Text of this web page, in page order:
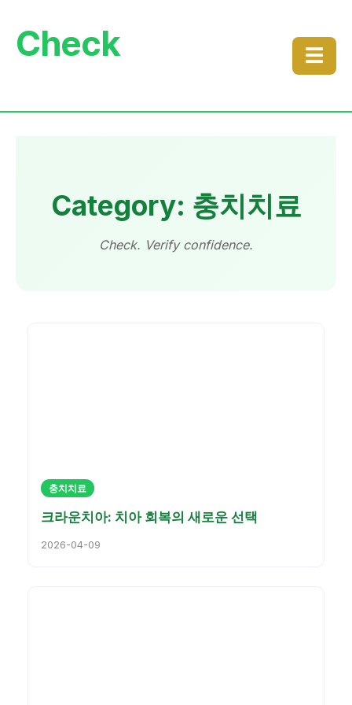
Check ☰
Category: 충치치료
Check. Verify confidence.
충치치료
크라운치아: 치아 회복의 새로운 선택
2026-04-09